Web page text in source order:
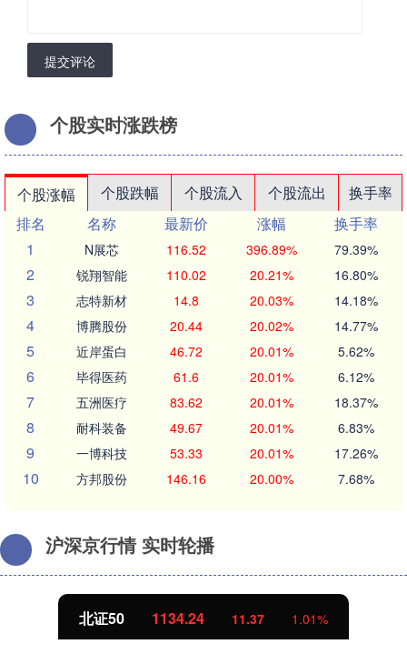
提交评论
个股实时涨跌榜
个股涨幅 个股跌幅 个股流入 个股流出
换手率
排名
名称 最新价 涨幅
换手率
1
N展芯 116.52 396.89% 79.39%
2 锐翔智能 110.02 20.21% 16.80%
3 志特新材 14.8 20.03% 14.18%
4 博腾股份 20.44 20.02% 14.77%
5 近岸蛋白 46.72 20.01% 5.62%
6 毕得医药 61.6 20.01% 6.12%
7 五洲医疗 83.62 20.01% 18.37%
8 耐科装备 49.67 20.01% 6.83%
9 一博科技 53.33 20.01% 17.26%
10 方邦股份 146.16 20.00% 7.68%
沪深京行情 实时轮播
北证50 1134.24 11.37 1.01%